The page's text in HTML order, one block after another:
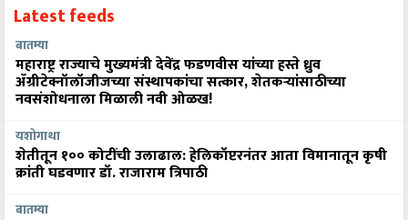
Latest feeds
बातम्या
महाराष्ट्र राज्याचे मुख्यमंत्री देवेंद्र फडणवीस यांच्या हस्ते ध्रुव
ॲग्रीटेक्नॉलॉजीजच्या संस्थापकांचा सत्कार, शेतकऱ्यांसाठीच्या
नवसंशोधनाला मिळाली नवी ओळख!
यशोगाथा
शेतीतून १०० कोटींची उलाढाल: हेलिकॉप्टरनंतर आता विमानातून कृषी
क्रांती घडवणार डॉ. राजाराम त्रिपाठी
बातम्या